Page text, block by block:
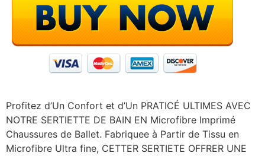
Profitez d’Un Confort et d’Un PRATICÉ ULTIMES AVEC
NOTRE SERTIETTE DE BAIN EN Microfibre Imprimé
Chaussures de Ballet. Fabriquee à Partir de Tissu en
Microfibre Ultra fine, CETTER SERTIETE OFFRER UNE